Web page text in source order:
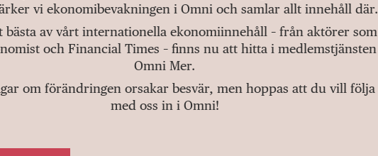
vi ekonomibevakningen i Omni och samlar allt innehåll där.
bästa av vårt internationella ekonomiinnehåll – från aktörer som
och Financial Times – finns nu att hitta i medlemstjänsten
Omni Mer.
om förändringen orsakar besvär, men hoppas att du vill följa
med oss in i Omni!